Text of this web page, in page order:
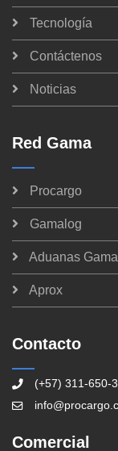
Tecnología
Contáctenos
Noticias
Red Gama
Procargo
Gamalog
Aduanas Gama
Aprox
Contacto
(+57) 311-650-
Comercial